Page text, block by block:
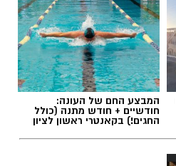
המבצע החם של העונה:
חודשיים + חודש מתנה (כולל
החגים!) בקאנטרי ראשון לציון